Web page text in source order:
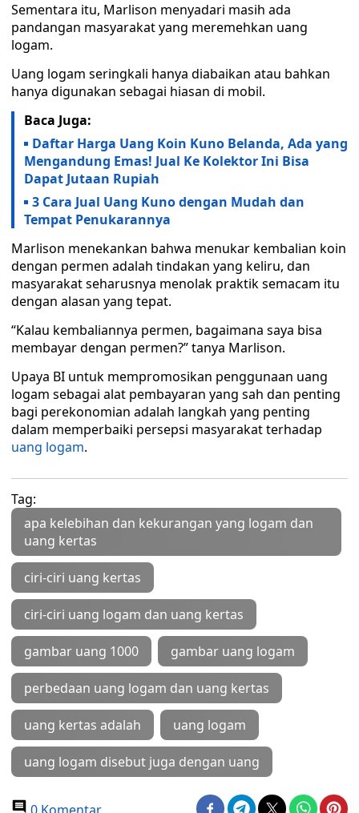
Sementara itu, Marlison menyadari masih ada
pandangan masyarakat yang meremehkan uang
logam.
Uang logam seringkali hanya diabaikan atau bahkan
hanya digunakan sebagai hiasan di mobil.
Baca Juga:
Daftar Harga Uang Koin Kuno Belanda, Ada yang
Mengandung Emas! Jual Ke Kolektor Ini Bisa
Dapat Jutaan Rupiah
3 Cara Jual Uang Kuno dengan Mudah dan
Tempat Penukarannya
Marlison menekankan bahwa menukar kembalian koin
dengan permen adalah tindakan yang keliru, dan
masyarakat seharusnya menolak praktik semacam itu
dengan alasan yang tepat.
“Kalau kembaliannya permen, bagaimana saya bisa
membayar dengan permen?” tanya Marlison.
Upaya BI untuk mempromosikan penggunaan uang
logam sebagai alat pembayaran yang sah dan penting
bagi perekonomian adalah langkah yang penting
dalam memperbaiki persepsi masyarakat terhadap
uang logam.
Tag:
apa kelebihan dan kekurangan yang logam dan
uang kertas
ciri-ciri uang kertas
ciri-ciri uang logam dan uang kertas
gambar uang 1000 gambar uang logam
perbedaan uang logam dan uang kertas
uang kertas adalah uang logam
uang logam disebut juga dengan uang